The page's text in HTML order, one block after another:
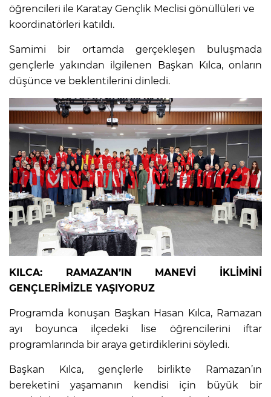
öğrencileri ile Karatay Gençlik Meclisi gönüllüleri ve
koordinatörleri katıldı.
Samimi bir ortamda gerçekleşen buluşmada
gençlerle yakından ilgilenen Başkan Kılca, onların
düşünce ve beklentilerini dinledi.
KILCA: RAMAZAN’IN MANEVİ İKLİMİNİ
GENÇLERİMİZLE YAŞIYORUZ
Programda konuşan Başkan Hasan Kılca, Ramazan
ayı boyunca ilçedeki lise öğrencilerini iftar
programlarında bir araya getirdiklerini söyledi.
Başkan Kılca, gençlerle birlikte Ramazan’ın
bereketini yaşamanın kendisi için büyük bir